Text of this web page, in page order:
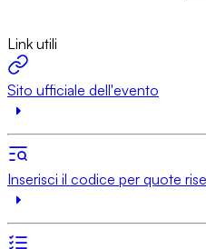
Link utili
Sito ufficiale dell'evento
Inserisci il codice per quote